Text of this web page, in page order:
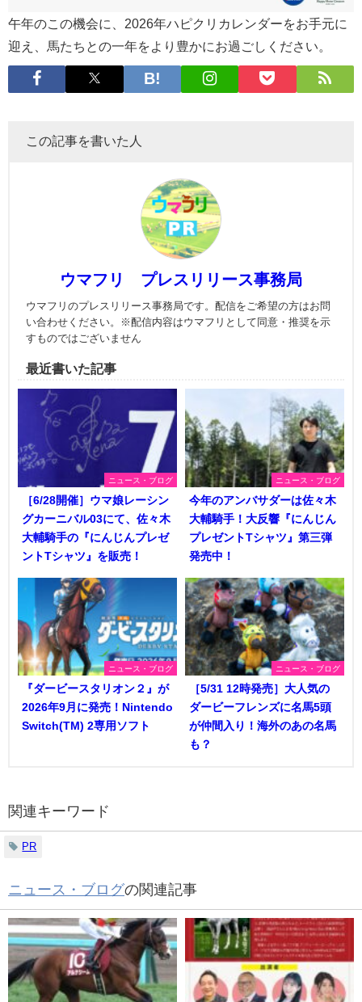
午年のこの機会に、2026年ハピクリカレンダーをお手元に
迎え、馬たちとの一年をより豊かにお過ごしください。
この記事を書いた人
ウマフリ プレスリリース事務局
ウマフリのプレスリリース事務局です。配信をご希望の方はお問
い合わせください。※配信内容はウマフリとして同意・推奨を示
すものではございません
最近書いた記事
ニュース・ブログ
［6/28開催］ウマ娘レーシン
グカーニバル03にて、佐々木
大輔騎手の『にんじんプレゼ
ントTシャツ』を販売！
ニュース・ブログ
今年のアンバサダーは佐々木
大輔騎手！大反響『にんじん
プレゼントTシャツ』第三弾
発売中！
ニュース・ブログ
『ダービースタリオン２』が
2026年9月に発売！Nintendo
Switch(TM) 2専用ソフト
ニュース・ブログ
［5/31 12時発売］大人気の
ダービーフレンズに名馬5頭
が仲間入り！海外のあの名馬
も？
関連キーワード
PR
ニュース・ブログの関連記事